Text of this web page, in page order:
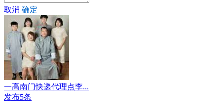
取消 确定
一高南门快递代理点李...
发布5条